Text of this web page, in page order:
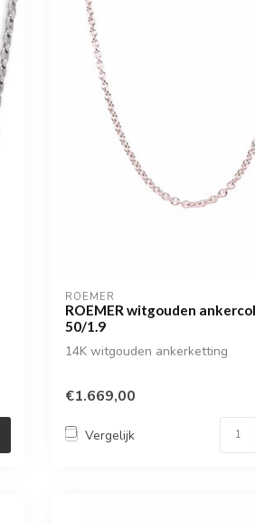
ROEMER
ROEMER witgouden
50/1.9
14K witgouden ankerketting
€1.669,00
Vergelijk